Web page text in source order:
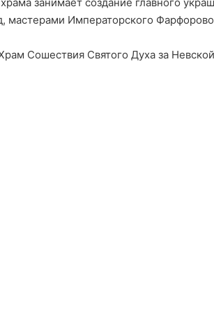
занимает создание главного
мастерами Императорского
Сошествия Святого Духа за Невской